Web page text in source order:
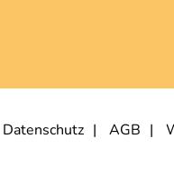
Datenschutz AGB